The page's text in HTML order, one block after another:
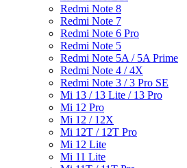
Redmi Note 8
Redmi Note 7
Redmi Note 6 Pro
Redmi Note 5
Redmi Note 5A / 5A Prime
Redmi Note 4 / 4X
Redmi Note 3 / 3 Pro SE
Mi 13 / 13 Lite / 13 Pro
Mi 12 Pro
Mi 12 / 12X
Mi 12T / 12T Pro
Mi 12 Lite
Mi 11 Lite